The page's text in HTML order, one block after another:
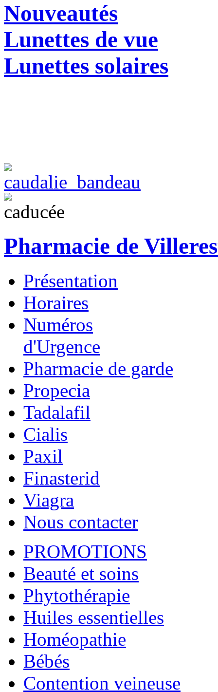
Nouveautés
Lunettes de vue
Lunettes solaires
Pharmacie de
Présentation
Horaires
Numéros
d'Urgence
Pharmacie de garde
Propecia
Tadalafil
Cialis
Paxil
Finasterid
Viagra
Nous contacter
PROMOTIONS
Beauté et soins
Phytothérapie
Huiles essentielles
Homéopathie
Bébés
Contention veineuse